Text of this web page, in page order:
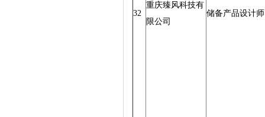
32
重庆臻风科技有
限公司
储备产品设计师